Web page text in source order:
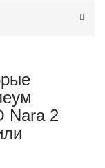
Nara 2